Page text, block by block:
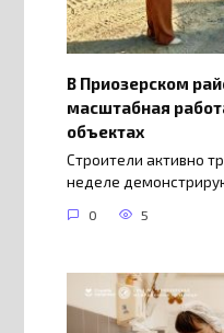
В Приозерском
масштабная
объектах
Строители активно
неделе
0 5